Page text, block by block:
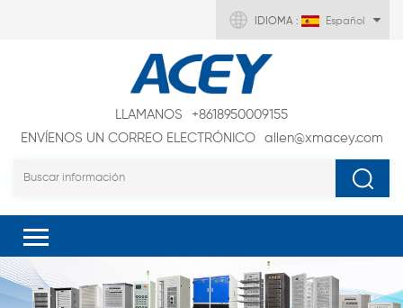
IDIOMA : Español
LLAMANOS
+8618950009155
ENVÍENOS UN CORREO ELECTRÓNICO
allen@xmacey.com